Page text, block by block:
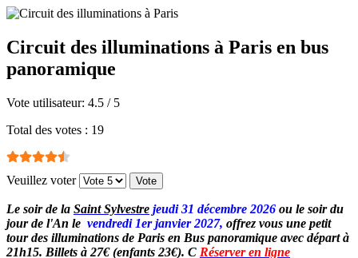
Circuit des illuminations à Paris en bus
panoramique
Vote utilisateur: 4.5 / 5
Total des votes : 19
Veuillez voter
Le soir de la Saint Sylvestre jeudi 31 décembre 2026 ou le soir du
jour de l'An le vendredi 1er janvier 2027, offrez vous une petit
tour des illuminations de Paris en Bus panoramique avec départ à
21h15. Billets à 27€ (enfants 23€). C Réserver en ligne